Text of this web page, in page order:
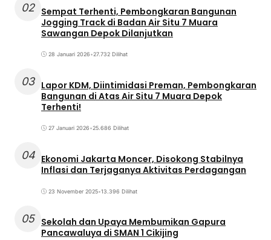
02 Sempat Terhenti, Pembongkaran Bangunan
Jogging Track di Badan Air Situ 7 Muara
Sawangan Depok Dilanjutkan
28 Januari 2026•27.732 Dilihat
03 Lapor KDM, Diintimidasi Preman, Pembongkaran
Bangunan di Atas Air Situ 7 Muara Depok
Terhenti!
27 Januari 2026•25.686 Dilihat
04 Ekonomi Jakarta Moncer, Disokong Stabilnya
Inflasi dan Terjaganya Aktivitas Perdagangan
23 November 2025•13.396 Dilihat
05 Sekolah dan Upaya Membumikan Gapura
Pancawaluya di SMAN 1 Cikijing